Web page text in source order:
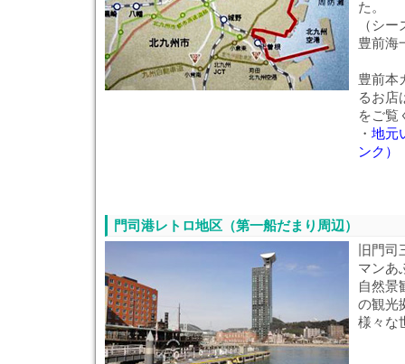
た。
（シ
豊前海
豊前本
るお店
をご覧
・ 地元
ンク）
門司港レトロ地区（第一船だまり周辺）
旧門
マンあ
自然景
の観光
様々な